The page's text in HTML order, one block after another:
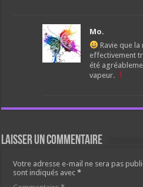
Mo.
Ravie que la
effectivement
été
vapeur.
Laisser un commentaire
Votre adresse e-mail ne sera pas
sont indiqués avec*